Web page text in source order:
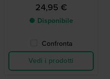
24,95 €
● Disponibile
Confronta
Vedi i prodotti